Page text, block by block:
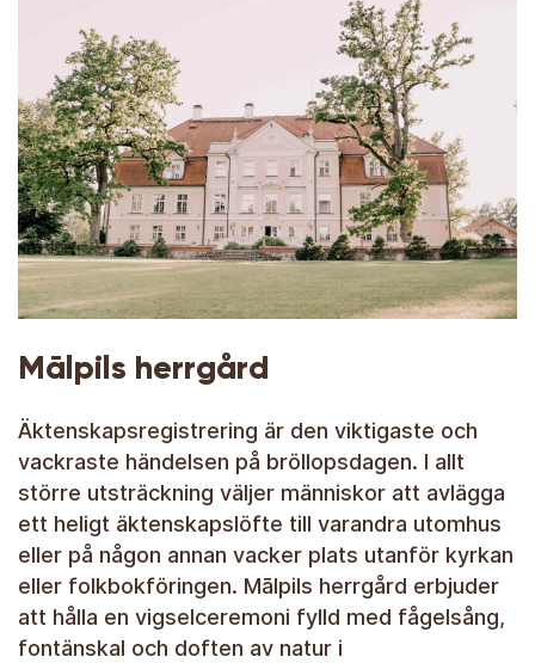
Mālpils herrgård
Äktenskapsregistrering är den viktigaste och
vackraste händelsen på bröllopsdagen. I allt
större utsträckning väljer människor att avlägga
ett heligt äktenskapslöfte till varandra utomhus
eller på någon annan vacker plats utanför kyrkan
eller folkbokföringen. Mālpils herrgård erbjuder
att hålla en vigselceremoni fylld med fågelsång,
fontänskal och doften av natur i